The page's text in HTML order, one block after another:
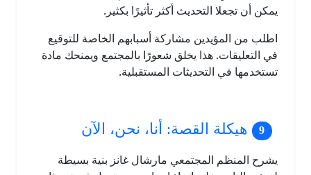
يمكن أن تجعلا التحديث أكثر تأثيرًا بكثير.
اطلب من المؤيدين مشاركة أسبابهم الخاصة للتوقيع
في التعليقات. هذا يخلق شعورًا بالمجتمع ويمنحك مادة
تستخدمها في التحديثات المستقبلية.
هيكلة القصة: أنا، نحن، الآن
يشرح المنظم المجتمعي مارشال غانز بنية بسيطة